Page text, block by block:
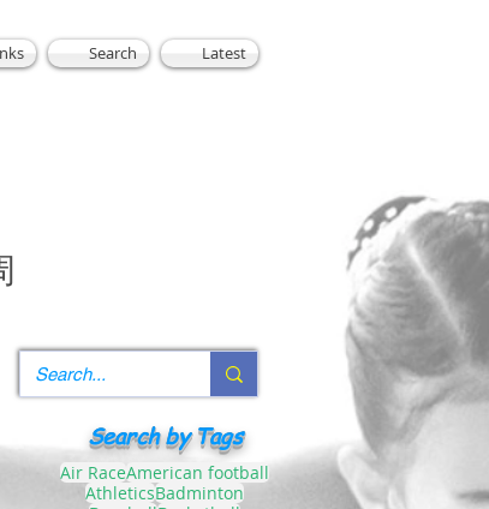
Search Latest
Search by Tags
Air RaceAmerican football
AthleticsBadminton